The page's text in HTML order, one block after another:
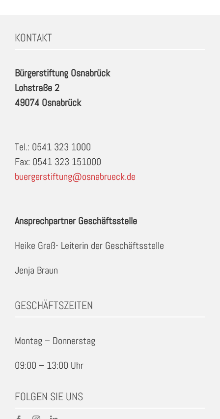
KONTAKT
Bürgerstiftung Osnabrück
Lohstraße 2
49074 Osnabrück
Tel.: 0541 323 1000
Fax: 0541 323 151000
buergerstiftung@osnabrueck.de
Ansprechpartner Geschäftsstelle
Heike Graß- Leiterin der Geschäftsstelle
Jenja Braun
GESCHÄFTSZEITEN
Montag – Donnerstag
09:00 – 13:00 Uhr
FOLGEN SIE UNS